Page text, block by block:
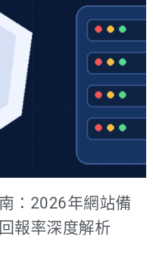
價單看起來透明，實際成
出水面。 你會看到很多企
選了「看起來便宜」的代
擴容時，才發現： 用電超
/假日加價 頻寬 95% 計費
/ DR 都是另購 最後總
團隊拖進「救火型工作模
個趨勢會改寫你的TCO結構
卻」成為主成本 AI 伺服
盤點為準）。這會讓「電
本，也會變成擴容瓶頸。
承接？加價怎麼算？」 2.2
：2026年網站備
報率深度解析